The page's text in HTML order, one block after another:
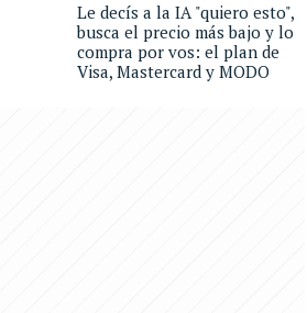
Le decís a la IA "quiero esto",
busca el precio más bajo y lo
compra por vos: el plan de
Visa, Mastercard y MODO